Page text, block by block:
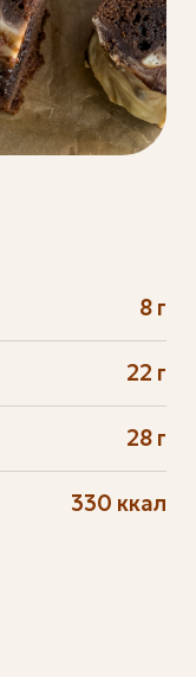
8 г
22 г
28 г
330 ккал